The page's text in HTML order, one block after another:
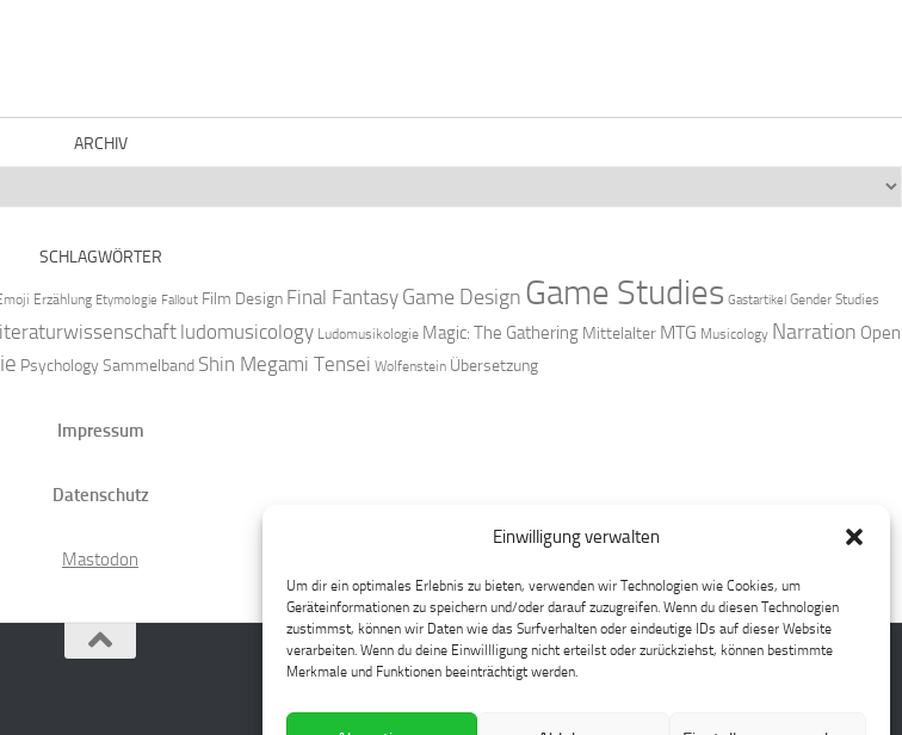
Einwilligung verwalten
Um dir ein optimales Erlebnis zu bieten, verwenden wir Technologien wie Cookies, um
Geräteinformationen zu speichern und/oder darauf zuzugreifen. Wenn du diesen Technologien
zustimmst, können wir Daten wie das Surfverhalten oder eindeutige IDs auf dieser Website
verarbeiten. Wenn du deine Einwillligung nicht erteilst oder zurückziehst, können bestimmte
Merkmale und Funktionen beeinträchtigt werden.
ARCHIV
SCHLAGWÖRTER
Erzählung Etymologie Fallout Film Design Final Fantasy Game Design Game Studies Gastartikel Gender Studies
ludomusicology Ludomusikologie Magic: The Gathering Mittelalter MTG Musicology Narration Open
PsychologySammelband Shin Megami Tensei Wolfenstein Übersetzung
Impressum
Datenschutz
Mastodon